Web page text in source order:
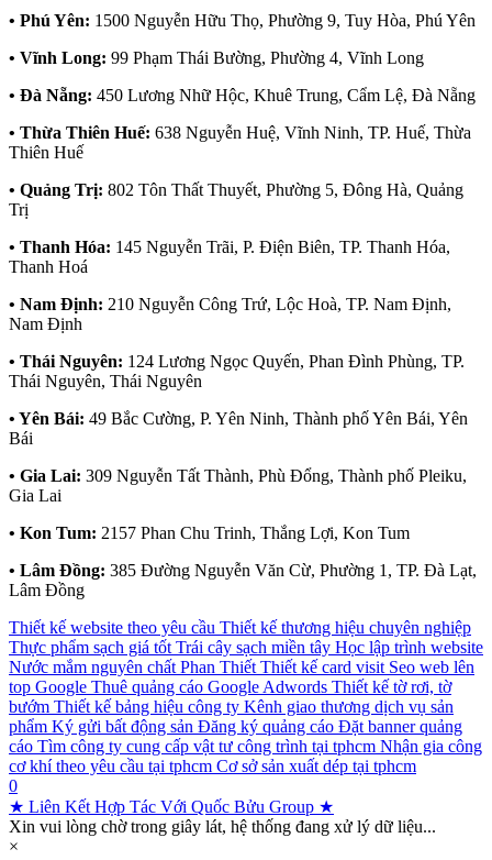
• Phú Yên: 1500 Nguyễn Hữu Thọ, Phường 9, Tuy Hòa, Phú Yên
• Vĩnh Long: 99 Phạm Thái Bường, Phường 4, Vĩnh Long
• Đà Nẵng: 450 Lương Nhữ Hộc, Khuê Trung, Cẩm Lệ, Đà Nẵng
• Thừa Thiên Huế: 638 Nguyễn Huệ, Vĩnh Ninh, TP. Huế, Thừa
Thiên Huế
• Quảng Trị: 802 Tôn Thất Thuyết, Phường 5, Đông Hà, Quảng
Trị
• Thanh Hóa: 145 Nguyễn Trãi, P. Điện Biên, TP. Thanh Hóa,
Thanh Hoá
• Nam Định: 210 Nguyễn Công Trứ, Lộc Hoà, TP. Nam Định,
Nam Định
• Thái Nguyên: 124 Lương Ngọc Quyến, Phan Đình Phùng, TP.
Thái Nguyên, Thái Nguyên
• Yên Bái: 49 Bắc Cường, P. Yên Ninh, Thành phố Yên Bái, Yên
Bái
• Gia Lai: 309 Nguyễn Tất Thành, Phù Đổng, Thành phố Pleiku,
Gia Lai
• Kon Tum: 2157 Phan Chu Trinh, Thắng Lợi, Kon Tum
• Lâm Đồng: 385 Đường Nguyễn Văn Cừ, Phường 1, TP. Đà Lạt,
Lâm Đồng
Thiết kế website theo yêu cầu Thiết kế thương hiệu chuyên nghiệp
Thực phẩm sạch giá tốt Trái cây sạch miền tây Học lập trình website
Nước mắm nguyên chất Phan Thiết Thiết kế card visit Seo web lên
top Google Thuê quảng cáo Google Adwords Thiết kế tờ rơi, tờ
bướm Thiết kế bảng hiệu công ty Kênh giao thương dịch vụ sản
phẩm Ký gửi bất động sản Đăng ký quảng cáo Đặt banner quảng
cáo Tìm công ty cung cấp vật tư công trình tại tphcm Nhận gia công
cơ khí theo yêu cầu tại tphcm Cơ sở sản xuất dép tại tphcm
0
★ Liên Kết Hợp Tác Với Quốc Bửu Group ★
Xin vui lòng chờ trong giây lát, hệ thống đang xử lý dữ liệu...
×